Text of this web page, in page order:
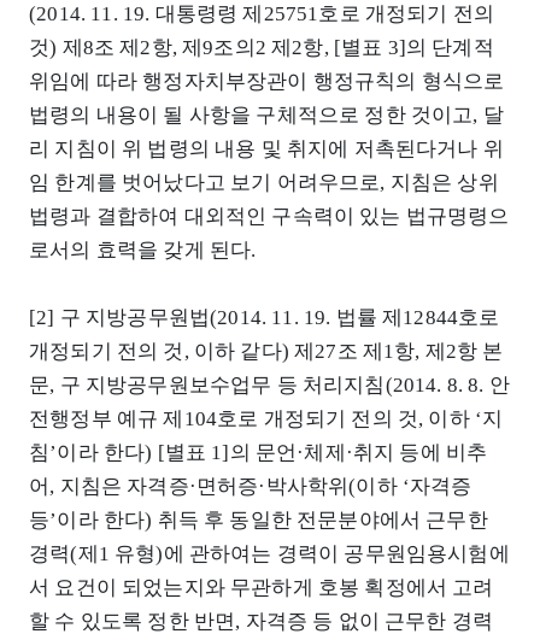
(2014. 11. 19. 대통령령 제25751호로 개정되기 전의
것) 제8조 제2항, 제9조의2 제2항, [별표 3]의 단계적
위임에 따라 행정자치부장관이 행정규칙의 형식으로
법령의 내용이 될 사항을 구체적으로 정한 것이고, 달
리 지침이 위 법령의 내용 및 취지에 저촉된다거나 위
임 한계를 벗어났다고 보기 어려우므로, 지침은 상위
법령과 결합하여 대외적인 구속력이 있는 법규명령으
로서의 효력을 갖게 된다.
[2] 구 지방공무원법(2014. 11. 19. 법률 제12844호로
개정되기 전의 것, 이하 같다) 제27조 제1항, 제2항 본
문, 구 지방공무원보수업무 등 처리지침(2014. 8. 8. 안
전행정부 예규 제104호로 개정되기 전의 것, 이하 ‘지
침’이라 한다) [별표 1]의 문언·체제·취지 등에 비추
어, 지침은 자격증·면허증·박사학위(이하 ‘자격증
등’이라 한다) 취득 후 동일한 전문분야에서 근무한
경력(제1 유형)에 관하여는 경력이 공무원임용시험에
서 요건이 되었는지와 무관하게 호봉 획정에서 고려
할 수 있도록 정한 반면, 자격증 등 없이 근무한 경력